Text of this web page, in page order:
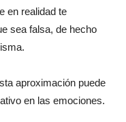
en realidad te
sea falsa, de hecho
aproximación puede
en las emociones.